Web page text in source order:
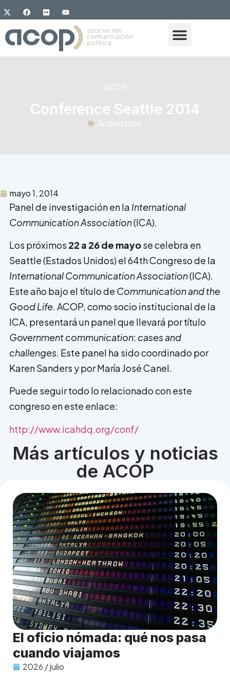
ACOP
Conference Seattle 2014
Actividades
mayo 1, 2014
Panel de investigación en la International
Communication Association(ICA).
Los próximos 22 a 26 de mayose celebra en
Seattle (Estados Unidos) el 64th Congreso de la
International Communication Association(ICA).
Este año bajo el título de Communication and the
Good Life. ACOP, como socio institucional de la
ICA, presentará un panel que llevará por título
Governmentcommunication: cases and
challenges. Este panel ha sido coordinado por
Karen Sanders y por María José Canel.
Puede seguir todo lo relacionado con este
congreso en este enlace:
http://www.icahdq.org/conf/
Más artículos y noticias
de ACOP
El oficio nómada: qué nos pasa
cuando viajamos
2026 / julio